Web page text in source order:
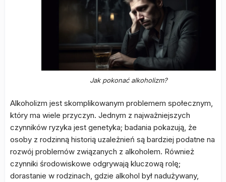
Jak pokonać alkoholizm?
Alkoholizm jest skomplikowanym problemem społecznym,
który ma wiele przyczyn. Jednym z najważniejszych
czynników ryzyka jest genetyka; badania pokazują, że
osoby z rodzinną historią uzależnień są bardziej podatne na
rozwój problemów związanych z alkoholem. Również
czynniki środowiskowe odgrywają kluczową rolę;
dorastanie w rodzinach, gdzie alkohol był nadużywany,